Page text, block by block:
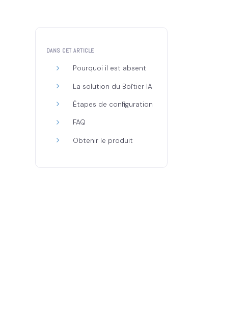
DANS CET ARTICLE
Pourquoi il est absent
La solution du Boîtier IA
Étapes de configuration
FAQ
Obtenir le produit